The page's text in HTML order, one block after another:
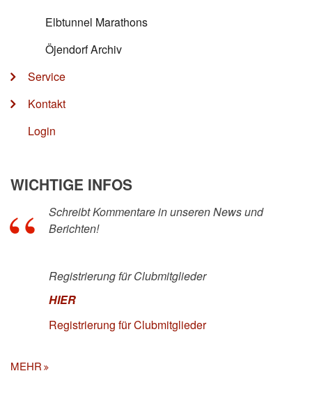
Elbtunnel Marathons
Öjendorf Archiv
Service
Kontakt
Login
WICHTIGE INFOS
Schreibt Kommentare in unseren News und
Berichten!
Registrierung für Clubmitglieder
HIER
Registrierung für Clubmitglieder
MEHR